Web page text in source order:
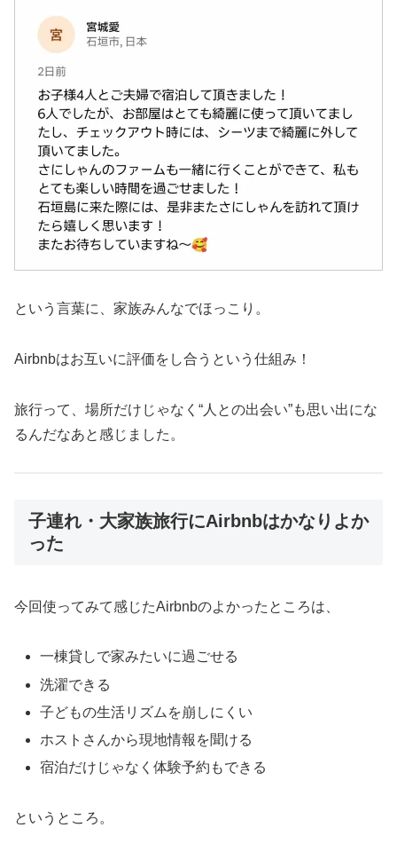
という言葉に、家族みんなでほっこり。
Airbnbはお互いに評価をし合うという仕組み！
旅行って、場所だけじゃなく“人との出会い”も思い出にな
るんだなあと感じました。
子連れ・大家族旅行にAirbnbはかなりよか
った
今回使ってみて感じたAirbnbのよかったところは、
一棟貸しで家みたいに過ごせる
洗濯できる
子どもの生活リズムを崩しにくい
ホストさんから現地情報を聞ける
宿泊だけじゃなく体験予約もできる
というところ。